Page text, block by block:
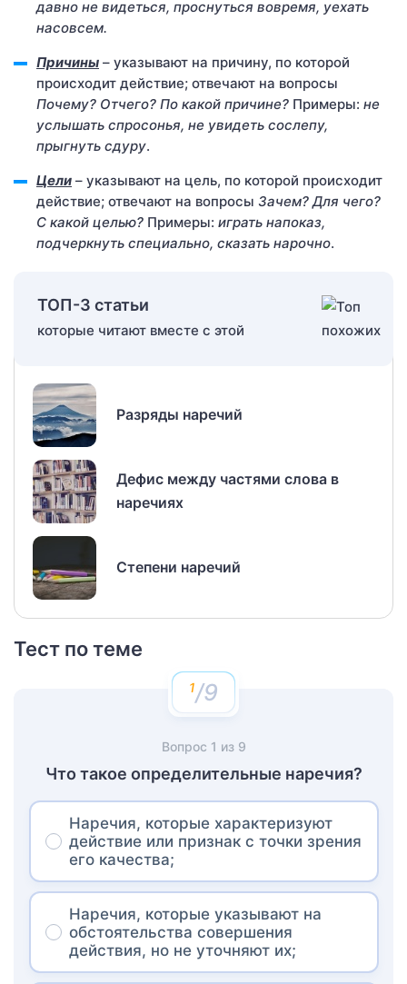
давно не видеться, проснуться вовремя, уехать
насовсем.
Причины – указывают на причину, по которой
происходит действие; отвечают на вопросы
Почему? Отчего? По какой причине? Примеры: не
услышать спросонья, не увидеть сослепу,
прыгнуть сдуру.
Цели – указывают на цель, по которой происходит
действие; отвечают на вопросы Зачем? Для чего?
С какой целью? Примеры: играть напоказ,
подчеркнуть специально, сказать нарочно.
ТОП-3 статьи
которые читают вместе с этой
Разряды наречий
Дефис между частями слова в
наречиях
Степени наречий
Тест по теме
/9
Вопрос 1 из 9
Что такое определительные наречия?
Наречия, которые характеризуют
действие или признак с точки зрения
его качества;
Наречия, которые указывают на
обстоятельства совершения
действия, но не уточняют их;